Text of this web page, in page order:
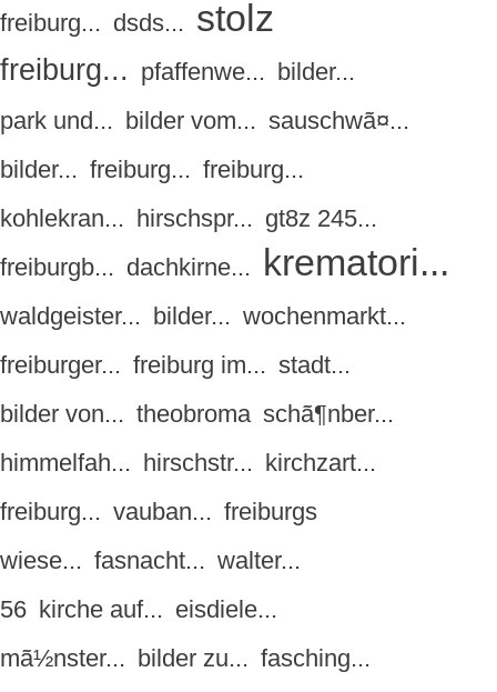
freiburg... dsds... stolz
freiburg... pfaffenwe... bilder...
park und... bilder vom... sauschwã¤...
bilder... freiburg... freiburg...
kohlekran... hirschspr... gt8z 245...
freiburgb... dachkirne... krematori...
waldgeister... bilder... wochenmarkt...
freiburger... freiburg im... stadt...
bilder von... theobroma schã¶nber...
himmelfah... hirschstr... kirchzart...
freiburg... vauban... freiburgs
wiese... fasnacht... walter...
56 kirche auf... eisdiele...
mã½nster... bilder zu... fasching...